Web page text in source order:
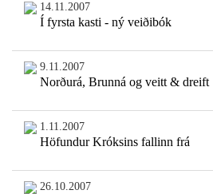
14.11.2007
Í fyrsta kasti - ný veiðibók
9.11.2007
Norðurá, Brunná og veitt & dreift
1.11.2007
Höfundur Króksins fallinn frá
26.10.2007